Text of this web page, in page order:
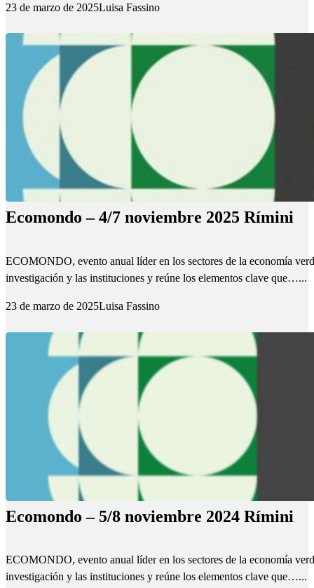
23 de marzo de 2025Luisa Fassino
Ecomondo – 4/7 noviembre 2025 Rímini
ECOMONDO, evento anual líder en los sectores de la economía
investigación y las instituciones y reúne los elementos clave que…...
23 de marzo de 2025Luisa Fassino
Ecomondo – 5/8 noviembre 2024 Rímini
ECOMONDO, evento anual líder en los sectores de la economía
investigación y las instituciones y reúne los elementos clave que…...